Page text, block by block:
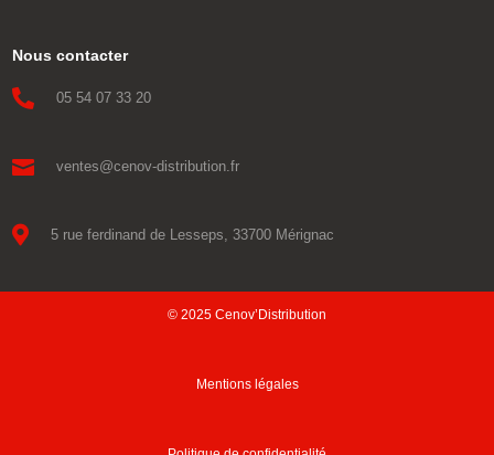
Nous contacter
 05 54 07 33 20
 ventes@cenov-distribution.fr
 5 rue ferdinand de Lesseps, 33700 Mérignac
© 2025 Cenov’Distribution
Mentions légales